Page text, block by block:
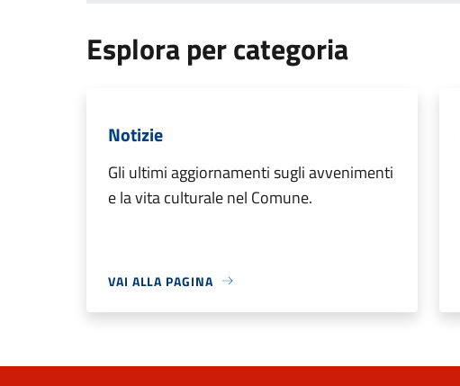
Esplora per categoria
Notizie
Gli ultimi aggiornamenti sugli avvenimenti
e la vita culturale nel Comune.
VAI ALLA PAGINA